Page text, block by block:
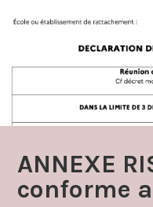
ANNEXE
conforme